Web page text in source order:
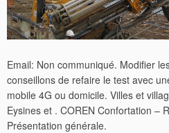
Email: Non communiqué. Modifier
conseillons de refaire le test avec
mobile 4G ou domicile. Villes et
Eysines et . COREN Confortation –
Présentation générale.